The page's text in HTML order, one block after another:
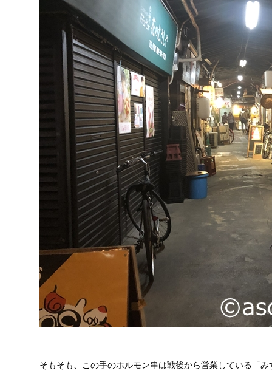
そもそも、この手のホルモン串は戦後から営業している「